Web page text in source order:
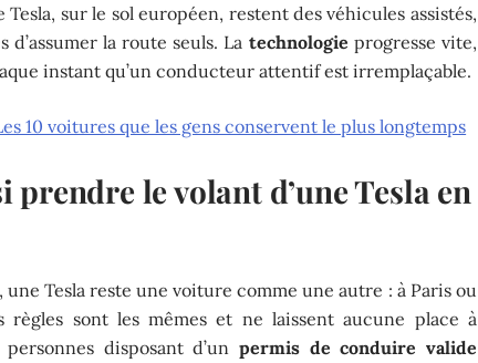
Tesla, sur le sol européen, restent des véhicules assistés,
d’assumer la route seuls. La technologie progresse vite,
instant qu’un conducteur attentif est irremplaçable.
10 voitures que les gens conservent le plus longtemps
prendre le volant d’une Tesla en
une Tesla reste une voiture comme une autre : à Paris ou
règles sont les mêmes et ne laissent aucune place à
disposant d’un permis de conduire valide